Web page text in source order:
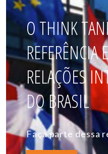
O THINK
REFERÊNCIA
RELAÇÕES
DO BRASIL
Faça parte dessa